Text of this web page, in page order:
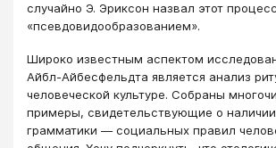
случайно Э. Эриксон назвал этот процесс
«псевдовидообразованием».
Широко известным аспектом
Айбл-Айбесфельдта является анализ
человеческой культуре. Собраны
примеры, свидетельствующие о
грамматики — социальных правил